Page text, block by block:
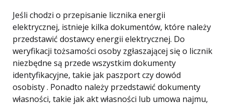
Jeśli chodzi o przepisanie licznika energii
elektrycznej, istnieje kilka dokumentów, które należy
przedstawić dostawcy energii elektrycznej. Do
weryfikacji tożsamości osoby zgłaszającej się o licznik
niezbędne są przede wszystkim dokumenty
identyfikacyjne, takie jak paszport czy dowód
osobisty . Ponadto należy przedstawić dokumenty
własności, takie jak akt własności lub umowa najmu,